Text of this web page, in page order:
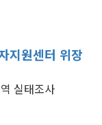
지원센터 위장
실태조사